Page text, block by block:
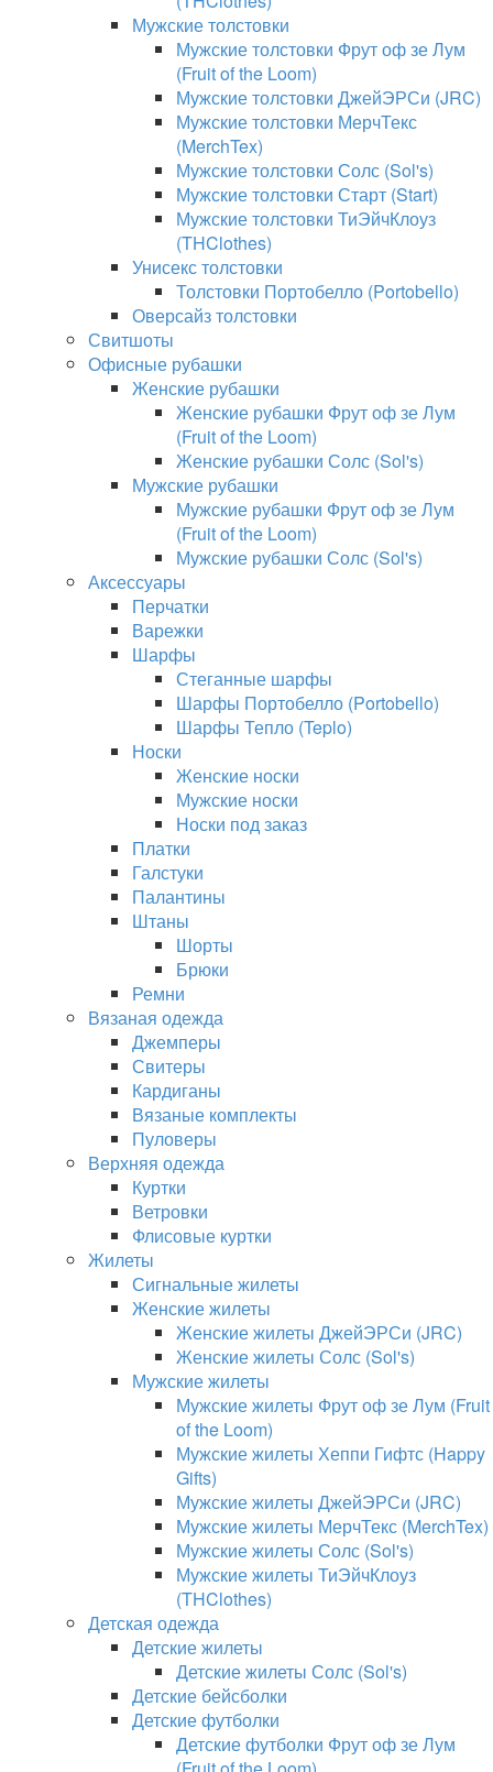
Мужские толстовки
Мужские толстовки Фрут оф зе Лум
(Fruit of the Loom)
Мужские толстовки ДжейЭРСи (JRC)
Мужские толстовки МерчТекс
(MerchTex)
Мужские толстовки Солс (Sol's)
Мужские толстовки Старт (Start)
Мужские толстовки ТиЭйчКлоуз
(THClothes)
Унисекс толстовки
Толстовки Портобелло (Portobello)
Оверсайз толстовки
Свитшоты
Офисные рубашки
Женские рубашки
Женские рубашки Фрут оф зе Лум
(Fruit of the Loom)
Женские рубашки Солс (Sol's)
Мужские рубашки
Мужские рубашки Фрут оф зе Лум
(Fruit of the Loom)
Мужские рубашки Солс (Sol's)
Аксессуары
Перчатки
Варежки
Шарфы
Стеганные шарфы
Шарфы Портобелло (Portobello)
Шарфы Тепло (Teplo)
Носки
Женские носки
Мужские носки
Носки под заказ
Платки
Галстуки
Палантины
Штаны
Шорты
Брюки
Ремни
Вязаная одежда
Джемперы
Свитеры
Кардиганы
Вязаные комплекты
Пуловеры
Верхняя одежда
Куртки
Ветровки
Флисовые куртки
Жилеты
Сигнальные жилеты
Женские жилеты
Женские жилеты ДжейЭРСи (JRC)
Женские жилеты Солс (Sol's)
Мужские жилеты
Мужские жилеты Фрут оф зе Лум (Fruit
of the Loom)
Мужские жилеты Хеппи Гифтс (Happy
Gifts)
Мужские жилеты ДжейЭРСи (JRC)
Мужские жилеты МерчТекс (MerchTex)
Мужские жилеты Солс (Sol's)
Мужские жилеты ТиЭйчКлоуз
(THClothes)
Детская одежда
Детские жилеты
Детские жилеты Солс (Sol's)
Детские бейсболки
Детские футболки
Детские футболки Фрут оф зе Лум